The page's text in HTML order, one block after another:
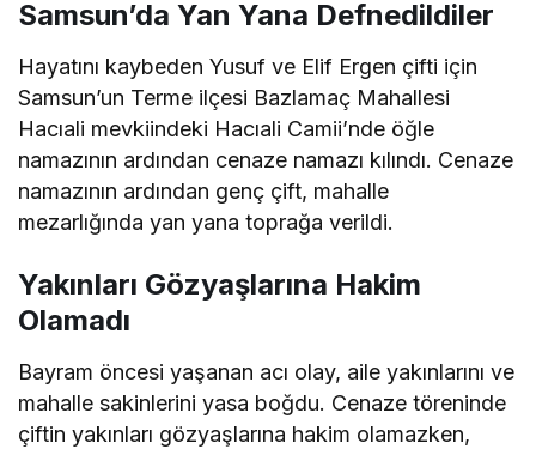
Samsun’da Yan Yana Defnedildiler
Hayatını kaybeden Yusuf ve Elif Ergen çifti için
Samsun’un Terme ilçesi Bazlamaç Mahallesi
Hacıali mevkiindeki Hacıali Camii’nde öğle
namazının ardından cenaze namazı kılındı. Cenaze
namazının ardından genç çift, mahalle
mezarlığında yan yana toprağa verildi.
Yakınları Gözyaşlarına Hakim
Olamadı
Bayram öncesi yaşanan acı olay, aile yakınlarını ve
mahalle sakinlerini yasa boğdu. Cenaze töreninde
çiftin yakınları gözyaşlarına hakim olamazken,